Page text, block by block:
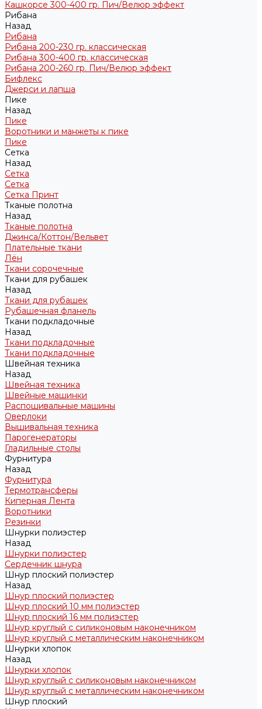
Кашкорсе 300-400 гр. Пич/Велюр эффект
Рибана
Назад
Рибана
Рибана 200-230 гр. классическая
Рибана 300-400 гр. классическая
Рибана 200-260 гр. Пич/Велюр эффект
Бифлекс
Джерси и лапша
Пике
Назад
Пике
Воротники и манжеты к пике
Пике
Сетка
Назад
Сетка
Сетка
Сетка Принт
Тканые полотна
Назад
Тканые полотна
Джинса/Коттон/Вельвет
Плательные ткани
Лён
Ткани сорочечные
Ткани для рубашек
Назад
Ткани для рубашек
Рубашечная фланель
Ткани подкладочные
Назад
Ткани подкладочные
Ткани подкладочные
Швейная техника
Назад
Швейная техника
Швейные машинки
Распошивальные машины
Оверлоки
Вышивальная техника
Парогенераторы
Гладильные столы
Фурнитура
Назад
Фурнитура
Термотрансферы
Киперная Лента
Воротники
Резинки
Шнурки полиэстер
Назад
Шнурки полиэстер
Сердечник шнура
Шнур плоский полиэстер
Назад
Шнур плоский полиэстер
Шнур плоский 10 мм полиэстер
Шнур плоский 16 мм полиэстер
Шнур круглый с силиконовым наконечником
Шнур круглый с металлическим наконечником
Шнурки хлопок
Назад
Шнурки хлопок
Шнур круглый с силиконовым наконечником
Шнур круглый с металлическим наконечником
Шнур плоский